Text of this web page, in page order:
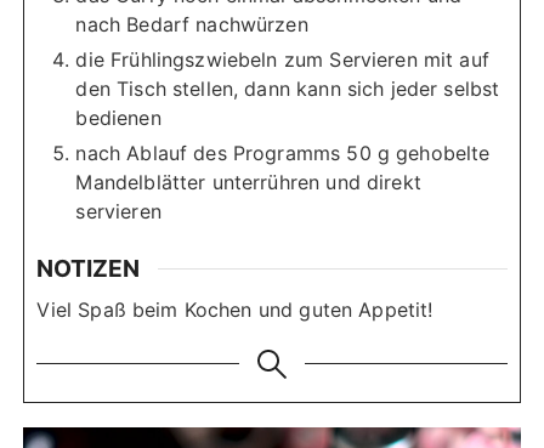
nach Bedarf nachwürzen
die Frühlingszwiebeln zum Servieren mit auf
den Tisch stellen, dann kann sich jeder selbst
bedienen
nach Ablauf des Programms 50 g gehobelte
Mandelblätter unterrühren und direkt
servieren
NOTIZEN
Viel Spaß beim Kochen und guten Appetit!